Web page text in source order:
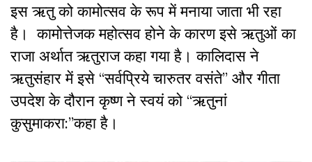
इस ऋतु को कामोत्सव के रूप में मनाया जाता भी रहा
है। कामोत्तेजक महोत्सव होने के कारण इसे ऋतुओं का
राजा अर्थात ऋतुराज कहा गया है। कालिदास ने
ऋतुसंहार में इसे “सर्वप्रिये चारुतर वसंते” और गीता
उपदेश के दौरान कृष्ण ने स्वयं को “ऋतुनां
कुसुमाकरा:”कहा है।